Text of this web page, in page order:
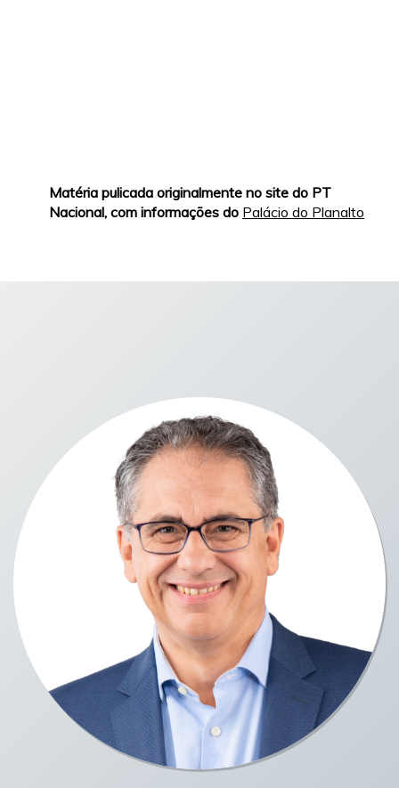
Matéria pulicada originalmente no site do PT
Nacional, com informações do Palácio do Planalto